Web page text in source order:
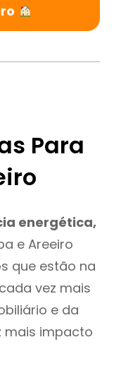
Para
energética,
e Areeiro
que estão na
vez mais
e da
mais impacto